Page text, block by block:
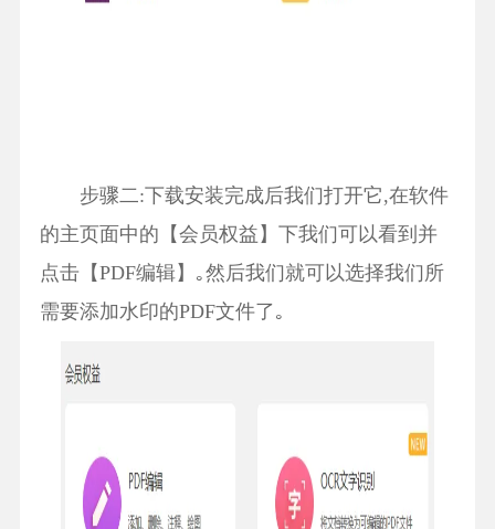
步骤二:下载安装完成后我们打开它,在软件
的主页面中的【会员权益】下我们可以看到并
点击【PDF编辑】｡然后我们就可以选择我们所
需要添加水印的PDF文件了｡